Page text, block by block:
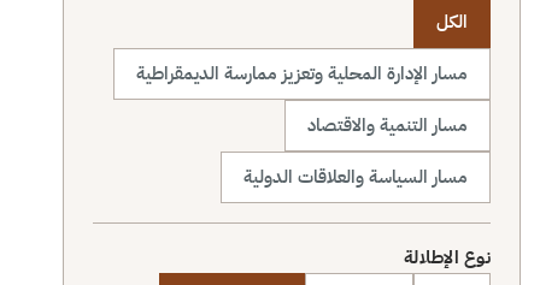
الكل
مسار الإدارة المحلية وتعزيز ممارسة الديمقراطية
مسار التنمية والاقتصاد
مسار السياسة والعلاقات الدولية
نوع الإطلالة